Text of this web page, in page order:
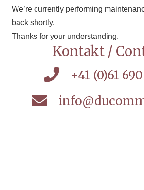
We’re currently performing
back shortly.
Thanks for your understanding.
Kontakt /
+41 (0)61